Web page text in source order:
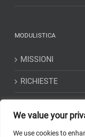
We value your
We use cookies to
MODULISTICA
MISSIONI
RICHIESTE